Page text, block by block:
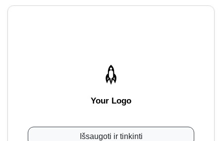
Your Logo
Išsaugoti ir tinkinti